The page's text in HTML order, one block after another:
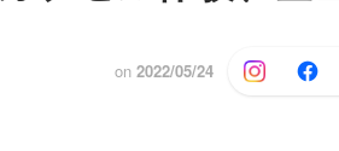
on 2022/05/24